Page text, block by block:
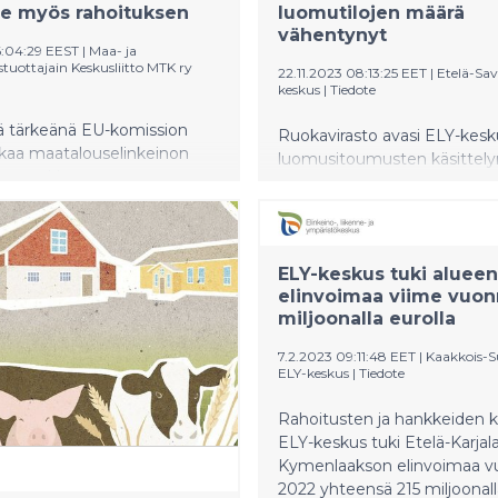
myös rahoituksen
EEST | Maa- ja
Keskusliitto MTK ry
tärkeänä EU-komission
maatalouselinkeinon
Hansenin
esittelemät toimet
muun muassa
ja joustoja viljelyn
ja
Jäsenmaiden valta
täytäntöönpanosta
Komissio
vähentää tilanteita,
joutuu toistuvasti
tilaltaan samat tiedot
luomutilojen määrä
vähentynyt
22.11.2023 08:13:25 EET | Etelä-
keskus | Tiedote
Ruokavirasto avasi ELY-
luomusitoumusten
päästään maksamaan vielä
hakijoita on Etelä-Savossa
joten kaikki eivät
maksuja samaan aikaan,
Ensimmäisessä vaiheessa
mukaan, mitä
ilmoitettu. Jos
määrään vaikuttavia
tehty päätukihaun
ELY-keskus tuki alueen
elinvoimaa viime
miljoonalla eurolla
7.2.2023 09:11:48 EET | Kaakkois-
ELY-keskus | Tiedote
Rahoitusten ja hankkeiden
ELY-keskus tuki Etelä-
Kymenlaakson elinvoimaa
2022 yhteensä 215